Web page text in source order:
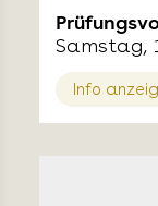
Samstag,
Info